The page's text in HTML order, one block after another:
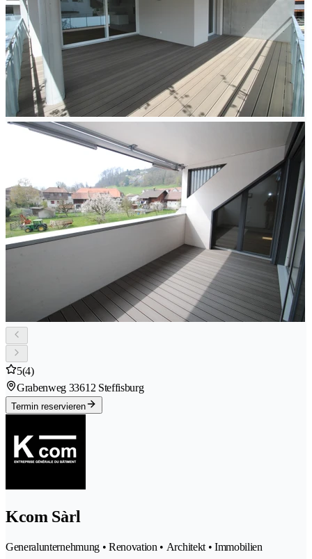
5(4)
Grabenweg 33612 Steffisburg
Termin reservieren
Kcom Sàrl
Generalunternehmung • Renovation • Architekt • Immobilien